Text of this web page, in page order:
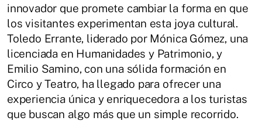
innovador que promete cambiar la forma en que
los visitantes experimentan esta joya cultural.
Toledo Errante, liderado por Mónica Gómez, una
licenciada en Humanidades y Patrimonio, y
Emilio Samino, con una sólida formación en
Circo y Teatro, ha llegado para ofrecer una
experiencia única y enriquecedora a los turistas
que buscan algo más que un simple recorrido.